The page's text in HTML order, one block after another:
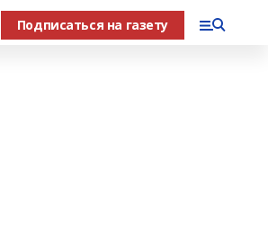
Подписаться на газету